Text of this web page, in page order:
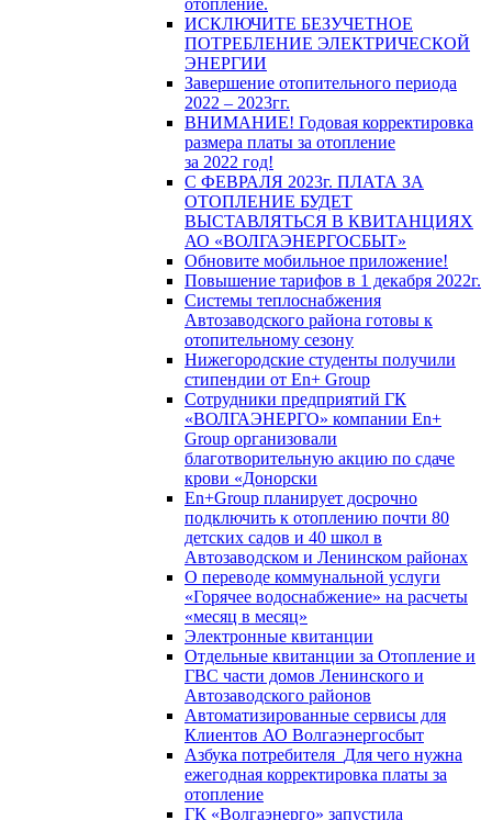
отопление.
ИСКЛЮЧИТЕ БЕЗУЧЕТНОЕ
ПОТРЕБЛЕНИЕ ЭЛЕКТРИЧЕСКОЙ
ЭНЕРГИИ
Завершение отопительного периода
2022 – 2023гг.
ВНИМАНИЕ! Годовая корректировка
размера платы за отопление
за 2022 год!
С ФЕВРАЛЯ 2023г. ПЛАТА ЗА
ОТОПЛЕНИЕ БУДЕТ
ВЫСТАВЛЯТЬСЯ В КВИТАНЦИЯХ
АО «ВОЛГАЭНЕРГОСБЫТ»
Обновите мобильное приложение!
Повышение тарифов в 1 декабря 2022г.
Системы теплоснабжения
Автозаводского района готовы к
отопительному сезону
Нижегородские студенты получили
стипендии от En+ Group
Сотрудники предприятий ГК
«ВОЛГАЭНЕРГО» компании En+
Group организовали
благотворительную акцию по сдаче
крови «Донорски
En+Group планирует досрочно
подключить к отоплению почти 80
детских садов и 40 школ в
Автозаводском и Ленинском районах
О переводе коммунальной услуги
«Горячее водоснабжение» на расчеты
«месяц в месяц»
Электронные квитанции
Отдельные квитанции за Отопление и
ГВС части домов Ленинского и
Автозаводского районов
Автоматизированные сервисы для
Клиентов АО Волгаэнергосбыт
Азбука потребителя_Для чего нужна
ежегодная корректировка платы за
отопление
ГК «Волгаэнерго» запустила